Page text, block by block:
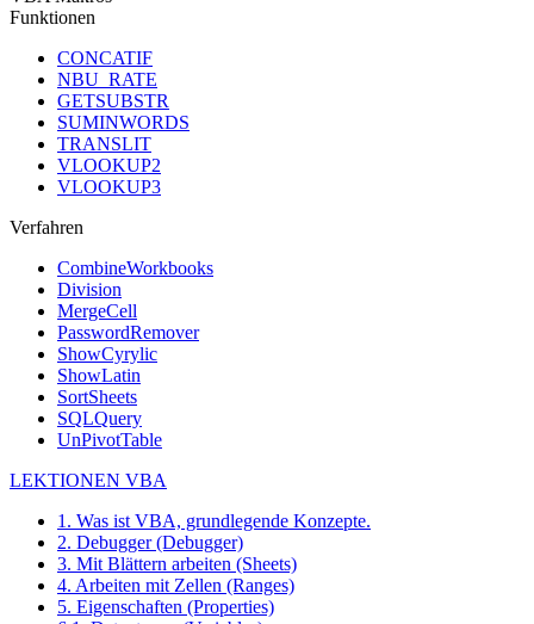
Funktionen
CONCATIF
NBU_RATE
GETSUBSTR
SUMINWORDS
TRANSLIT
VLOOKUP2
VLOOKUP3
Verfahren
CombineWorkbooks
Division
MergeCell
PasswordRemover
ShowCyrylic
ShowLatin
SortSheets
SQLQuery
UnPivotTable
LEKTIONEN VBA
1. Was ist VBA, grundlegende Konzepte.
2. Debugger (Debugger)
3. Mit Blättern arbeiten (Sheets)
4. Arbeiten mit Zellen (Ranges)
5. Eigenschaften (Properties)